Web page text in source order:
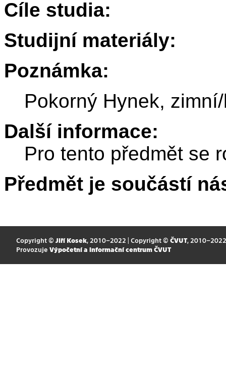
Cíle studia:
Studijní materiály:
Poznámka:
Pokorný Hynek,
Další informace:
Pro tento předmět se
Předmět je součástí
Copyright © Jiří Kosek, 2010–2022 | Copyright © ČVUT, 2010–2022
Provozuje Výpočetní a informační centrum ČVUT